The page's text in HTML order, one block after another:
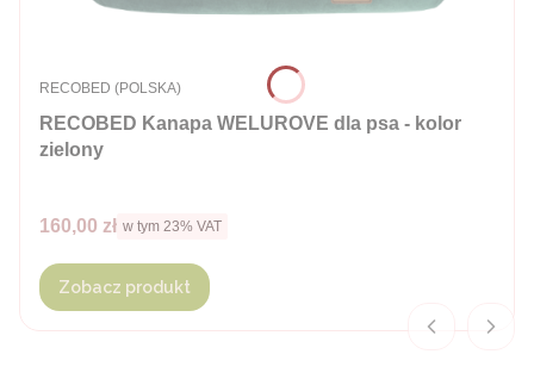
RECOBED Kanapa WELUROVE dla psa - kolor
zielony
PRODUCENT
RECOBED (POLSKA)
Cena brutto
160,00 zł w tym %s VAT
w tym 23% VAT
Zobacz produkt